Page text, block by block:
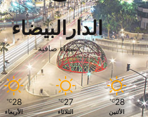
الدارالبيضاء
سماء صافية
28
℃
الأثنين
27
℃
الثلاثاء
28
℃
الأربعاء